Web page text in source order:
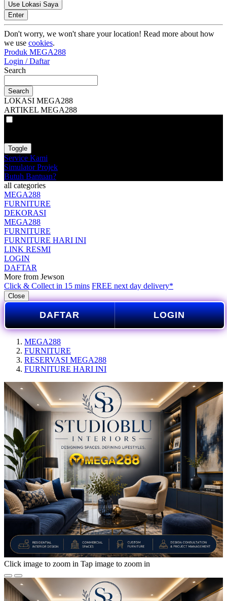
Use Lokasi Saya
Enter
Don't worry, we won't share your location! Read more about how
we use cookies.
Produk MEGA288
Login / Daftar
Search
Search
LOKASI MEGA288
ARTIKEL MEGA288
Toggle
Service Kami
Simulator Projek
Butuh Bantuan?
all categories
MEGA288
FURNITURE
DEKORASI
MEGA288
FURNITURE
FURNITURE HARI INI
LINK RESMI
LOGIN
DAFTAR
More from Jewson
Click & Collect in 15 mins FREE next day delivery*
Close
DAFTAR LOGIN
MEGA288
FURNITURE
RESERVASI MEGA288
FURNITURE HARI INI
Click image to zoom in Tap image to zoom in